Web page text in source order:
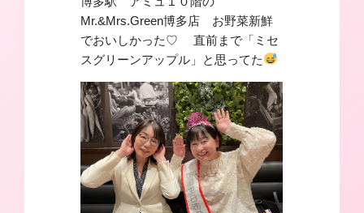
Mr.&Mrs.Green博多店 お野菜新鮮
でおいしかった♡ 直前まで「ミセ
スグリーンアップル」と思ってた